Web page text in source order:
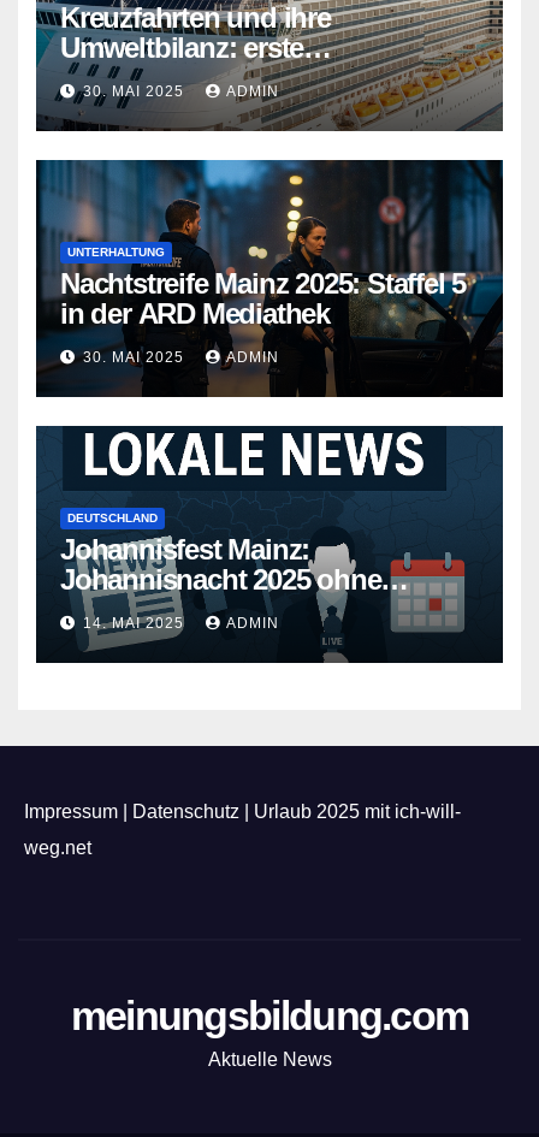
Kreuzfahrten und ihre
Umweltbilanz: erste
Kreuzfahrtschiffe gehen neue
Wege
30. MAI 2025 ADMIN
UNTERHALTUNG
Nachtstreife Mainz 2025: Staffel 5
in der ARD Mediathek
30. MAI 2025 ADMIN
DEUTSCHLAND
Johannisfest Mainz:
Johannisnacht 2025 ohne
Feuerwerk
14. MAI 2025 ADMIN
Impressum Datenschutz
Urlaub 2025 mit ich-will-
weg.net
meinungsbildung.com
Aktuelle News